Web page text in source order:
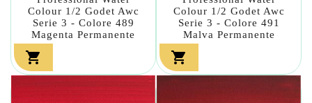
Colour 1/2 Godet Awc
Serie 3 - Colore 489
Magenta Permanente

Colour 1/2 Godet Awc
Serie 3 - Colore 491
Malva Permanente
